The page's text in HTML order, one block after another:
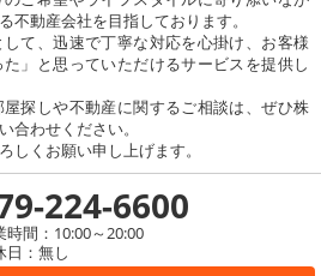
不動産会社を目指しております。
て、迅速で丁寧な対応を心掛け、お客様
」と思っていただけるサービスを提供し
探しや不動産に関するご相談は、ぜひ株
合わせください。
しくお願い申し上げます。
224-6600
時間：10:00～20:00
日：無し